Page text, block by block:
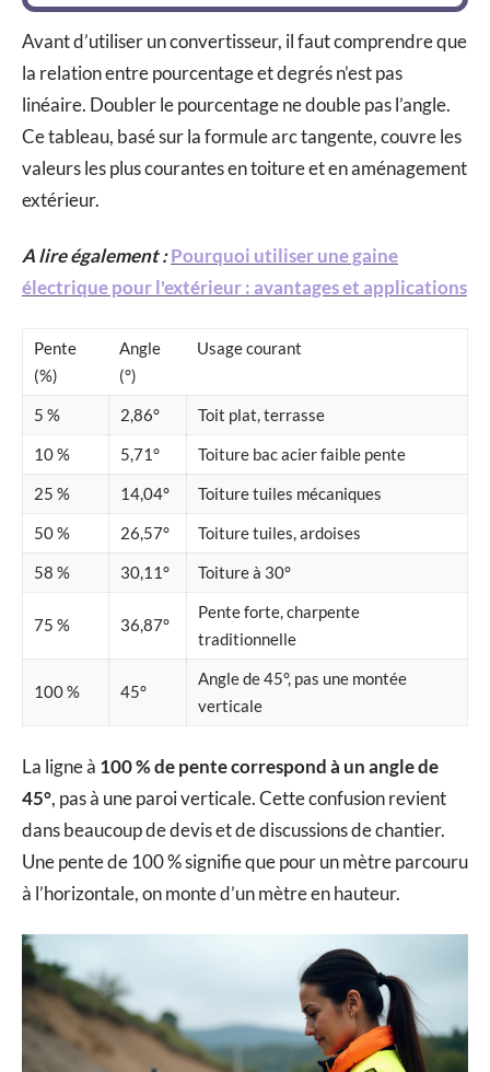
Avant d’utiliser un convertisseur, il faut comprendre que
la relation entre pourcentage et degrés n’est pas
linéaire. Doubler le pourcentage ne double pas l’angle.
Ce tableau, basé sur la formule arc tangente, couvre les
valeurs les plus courantes en toiture et en aménagement
extérieur.
A lire également :Pourquoi utiliser une gaine
électrique pour l'extérieur : avantages et applications
Pente
(%)
Angle
(°)
Usage courant
5 % 2,86°
Toit plat, terrasse
10 %
5,71°
Toiture bac acier faible pente
25 %
14,04°
Toiture tuiles mécaniques
50 %
26,57°
Toiture tuiles, ardoises
58 %
30,11° Toiture à 30°
75 % 36,87°
Pente forte, charpente
traditionnelle
100 % 45°
Angle de 45°, pas une montée
verticale
La ligne à 100 % de pente correspond à un angle de
45°, pas à une paroi verticale. Cette confusion revient
dans beaucoup de devis et de discussions de chantier.
Une pente de 100 % signifie que pour un mètre parcouru
à l’horizontale, on monte d’un mètre en hauteur.